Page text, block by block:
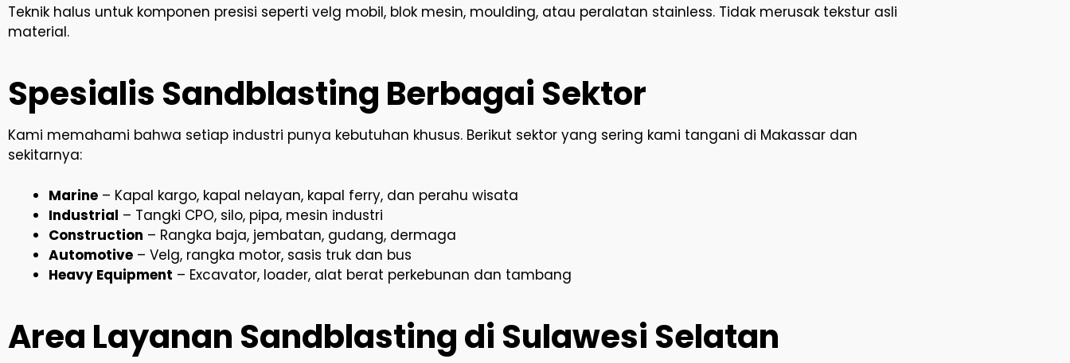
Teknik halus untuk komponen presisi seperti velg mobil, blok mesin, moulding, atau peralatan stainless. Tidak merusak tekstur asli
material.
Spesialis Sandblasting Berbagai Sektor
Kami memahami bahwa setiap industri punya kebutuhan khusus. Berikut sektor yang sering kami tangani di Makassar dan
sekitarnya:
Marine – Kapal kargo, kapal nelayan, kapal ferry, dan perahu wisata
Industrial – Tangki CPO, silo, pipa, mesin industri
Construction – Rangka baja, jembatan, gudang, dermaga
Automotive – Velg, rangka motor, sasis truk dan bus
Heavy Equipment – Excavator, loader, alat berat perkebunan dan tambang
Area Layanan Sandblasting di Sulawesi Selatan